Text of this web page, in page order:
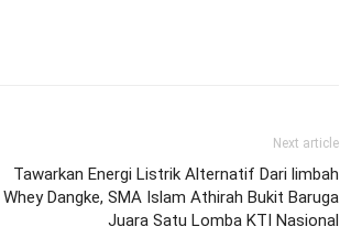
Next article
Tawarkan Energi Listrik Alternatif Dari limbah
Whey Dangke, SMA Islam Athirah Bukit Baruga
Juara Satu Lomba KTI Nasional